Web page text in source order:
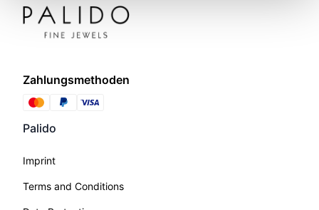
Zahlungsmethoden
Palido
Imprint
Terms and Conditions